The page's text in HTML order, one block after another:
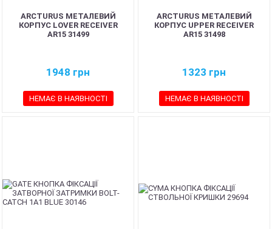
ARCTURUS МЕТАЛЕВИЙ
КОРПУС LOVER RECEIVER
AR15 31499
1948 грн
НЕМАЄ В НАЯВНОСТІ
ARCTURUS МЕТАЛЕВИЙ
КОРПУС UPPER RECEIVER
AR15 31498
1323 грн
НЕМАЄ В НАЯВНОСТІ